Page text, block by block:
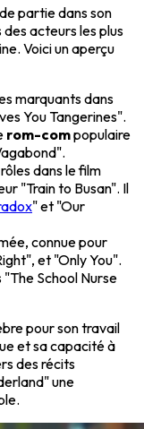
partie dans son
acteurs les plus
Voici un aperçu
marquants dans
You Tangerines".
rom-compopulaire
dans le film
"Train to Busan". Il
" et "Our
connue pour
et "Only You".
School Nurse
pour son travail
et sa capacité à
des récits
une